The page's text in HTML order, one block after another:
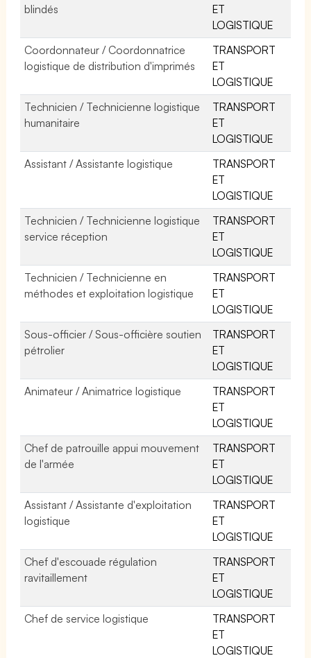
blindés
ET
LOGISTIQUE
Coordonnateur / Coordonnatrice
logistique de distribution d'imprimés
TRANSPORT
ET
LOGISTIQUE
Technicien / Technicienne logistique
humanitaire
TRANSPORT
ET
LOGISTIQUE
Assistant / Assistante logistique
TRANSPORT
ET
LOGISTIQUE
Technicien / Technicienne logistique
service réception
TRANSPORT
ET
LOGISTIQUE
Technicien / Technicienne en
méthodes et exploitation logistique
TRANSPORT
ET
LOGISTIQUE
Sous-officier / Sous-officière soutien
pétrolier
TRANSPORT
ET
LOGISTIQUE
Animateur / Animatrice logistique
TRANSPORT
ET
LOGISTIQUE
Chef de patrouille appui mouvement
de l'armée
TRANSPORT
ET
LOGISTIQUE
Assistant / Assistante d'exploitation
logistique
TRANSPORT
ET
LOGISTIQUE
Chef d'escouade régulation
ravitaillement
TRANSPORT
ET
LOGISTIQUE
Chef de service logistique
TRANSPORT
ET
LOGISTIQUE